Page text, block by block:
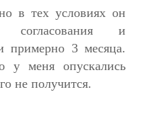
в тех условиях он
и
примерно 3 месяца.
у меня опускались
не получится.